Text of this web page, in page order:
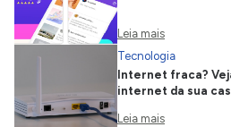
Leia mais
Tecnologia
Internet fraca?
internet da sua
Leia mais